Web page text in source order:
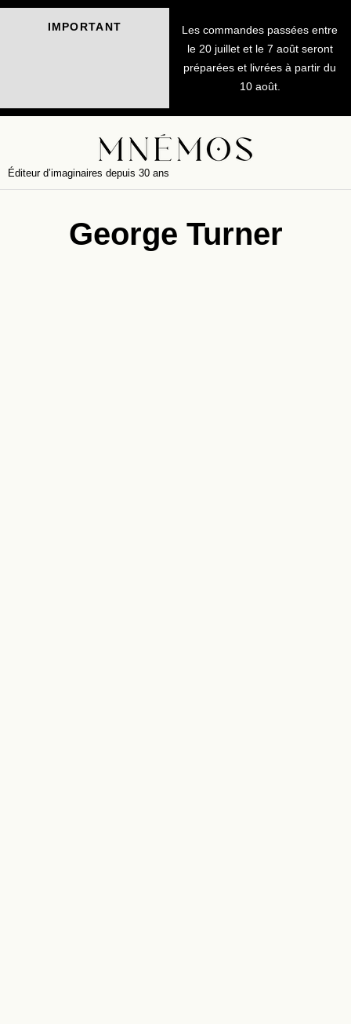
IMPORTANT
Les commandes passées entre
le 20 juillet et le 7 août seront
préparées et livrées à partir du
10 août.
Éditeur d’imaginaires depuis 30 ans
George Turner